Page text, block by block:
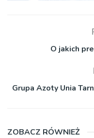
O jakich
Grupa Azoty Unia
ZOBACZ RÓWNIEŻ